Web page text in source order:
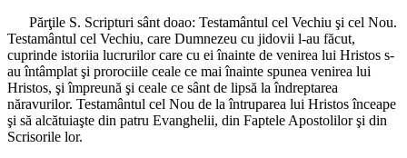
Părţile S. Scripturi sânt doao: Testamântul cel Vechiu şi cel Nou.
Testamântul cel Vechiu, care Dumnezeu cu jidovii l-au făcut,
cuprinde istoriia lucrurilor care cu ei înainte de venirea lui Hristos s-
au întâmplat şi prorociile ceale ce mai înainte spunea venirea lui
Hristos, şi împreună şi ceale ce sânt de lipsă la îndreptarea
năravurilor. Testamântul cel Nou de la întruparea lui Hristos înceape
şi să alcătuiaşte din patru Evanghelii, din Faptele Apostolilor şi din
Scrisorile lor.